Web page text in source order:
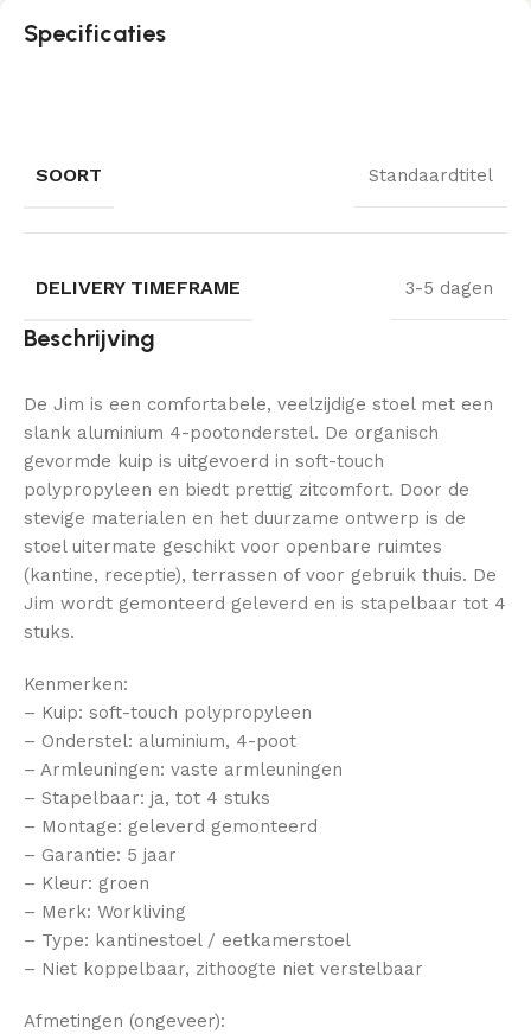
Specificaties
SOORT Standaardtitel
DELIVERY TIMEFRAME 3-5 dagen
Beschrijving
De Jim is een comfortabele, veelzijdige stoel met een
slank aluminium 4-pootonderstel. De organisch
gevormde kuip is uitgevoerd in soft-touch
polypropyleen en biedt prettig zitcomfort. Door de
stevige materialen en het duurzame ontwerp is de
stoel uitermate geschikt voor openbare ruimtes
(kantine, receptie), terrassen of voor gebruik thuis. De
Jim wordt gemonteerd geleverd en is stapelbaar tot 4
stuks.
Kenmerken:
– Kuip: soft-touch polypropyleen
– Onderstel: aluminium, 4-poot
– Armleuningen: vaste armleuningen
– Stapelbaar: ja, tot 4 stuks
– Montage: geleverd gemonteerd
– Garantie: 5 jaar
– Kleur: groen
– Merk: Workliving
– Type: kantinestoel / eetkamerstoel
– Niet koppelbaar, zithoogte niet verstelbaar
Afmetingen (ongeveer):